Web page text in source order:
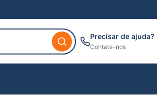
Precisar de ajuda?
Contate-nos